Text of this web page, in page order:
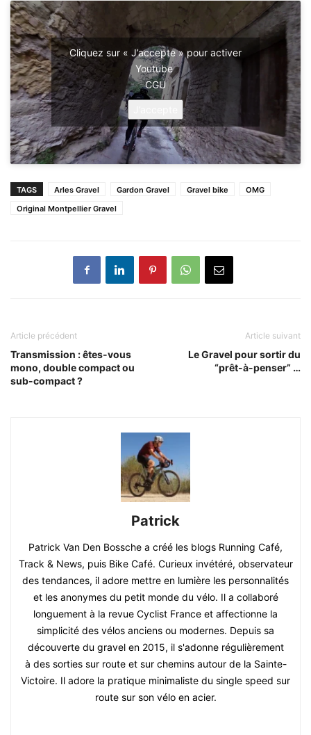
Cliquez sur « J’accepte » pour activer
Youtube
CGU
TAGS Arles Gravel Gardon Gravel Gravel bike
OMG
Original Montpellier Gravel
Article précédent
Transmission : êtes-vous
mono, double compact ou
sub-compact ?
Article suivant
Le Gravel pour sortir du
“prêt-à-penser” …
Patrick
Patrick Van Den Bossche a créé les blogs Running Café,
Track & News, puis Bike Café. Curieux invétéré, observateur
des tendances, il adore mettre en lumière les personnalités
et les anonymes du petit monde du vélo. Il a collaboré
longuement à la revue Cyclist France et affectionne la
simplicité des vélos anciens ou modernes. Depuis sa
découverte du gravel en 2015, il s'adonne régulièrement
à des sorties sur route et sur chemins autour de la Sainte-
Victoire. Il adore la pratique minimaliste du single speed sur
route sur son vélo en acier.